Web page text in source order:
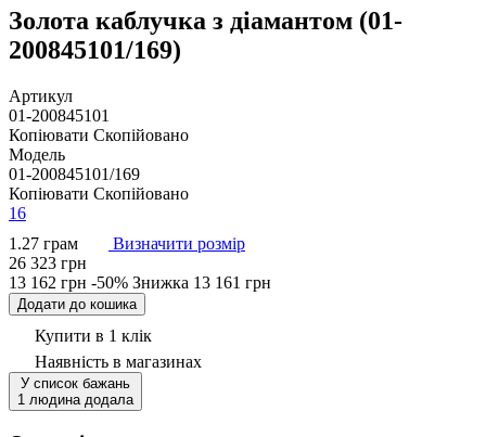
Золота каблучка з діамантом (01-
200845101/169)
Артикул
01-200845101
Копіювати Скопійовано
Модель
01-200845101/169
Копіювати Скопійовано
16
1.27 грам
Визначити розмір
26 323 грн
13 162 грн -50% Знижка 13 161 грн
Додати до кошика
Купити в 1 клік
Наявність в магазинах
У список бажань
1 людина додала